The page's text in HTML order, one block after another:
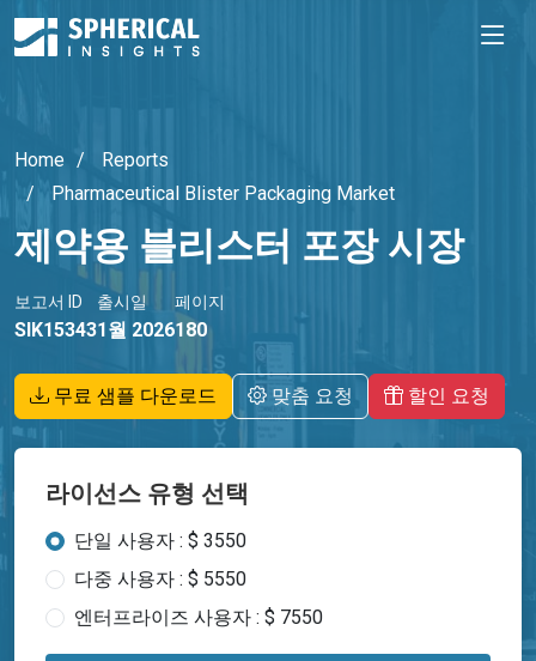
Home
Reports
Pharmaceutical Blister Packaging Market
제약용 블리스터 포장 시장
보고서 ID
SIK15343
출시일
1월 2026
페이지
180
무료 샘플 다운로드 맞춤 요청 할인 요청
라이선스 유형 선택
단일 사용자 : $ 3550
다중 사용자 : $ 5550
엔터프라이즈 사용자 : $ 7550